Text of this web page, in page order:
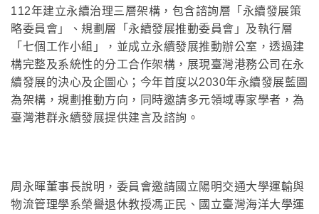
112年建立永續治理三層架構，包含諮詢層「永續發展策
略委員會」、規劃層「永續發展推動委員會」及執行層
「七個工作小組」，並成立永續發展推動辦公室，透過建
構完整及系統性的分工合作架構，展現臺灣港務公司在永
續發展的決心及企圖心；今年首度以2030年永續發展藍圖
為架構，規劃推動方向，同時邀請多元領域專家學者，為
臺灣港群永續發展提供建言及諮詢。
周永暉董事長說明，委員會邀請國立陽明交通大學運輸與
物流管理學系榮譽退休教授馮正民、國立臺灣海洋大學運